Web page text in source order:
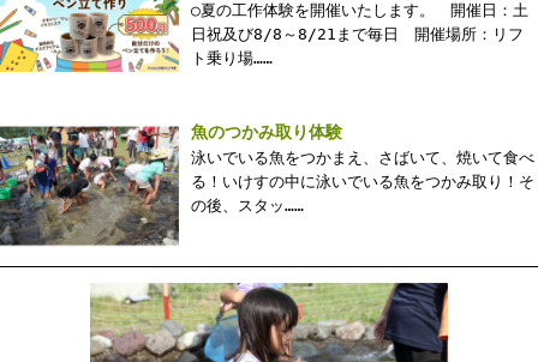
○夏の工作体験を開催いたします。 開催日：土
日祝及び8/8～8/21まで毎日 開催場所：リフ
ト乗り場……
魚のつかみ取り体験
泳いでいる魚をつかまえ、さばいて、焼いて食べ
る！いけすの中に泳いでいる魚をつかみ取り！そ
の後、スタッ……